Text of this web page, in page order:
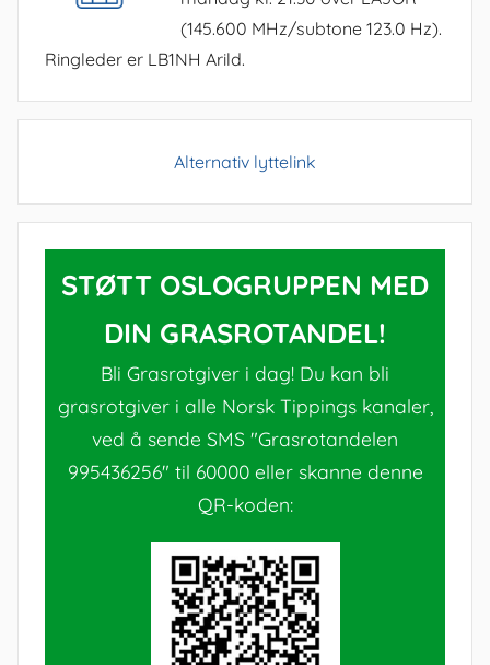
(145.600 MHz/subtone 123.0 Hz).
Ringleder er LB1NH Arild.
Alternativ lyttelink
STØTT OSLOGRUPPEN MED
DIN GRASROTANDEL!
Bli Grasrotgiver i dag! Du kan bli
grasrotgiver i alle Norsk Tippings kanaler,
ved å sende SMS "Grasrotandelen
995436256" til 60000 eller skanne denne
QR-koden: